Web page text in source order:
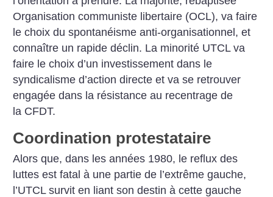
Organisation communiste libertaire (OCL), va faire
le choix du spontanéisme anti-organisationnel, et
connaître un rapide déclin. La minorité UTCL va
faire le choix d’un investissement dans le
syndicalisme d’action directe et va se retrouver
engagée dans la résistance au recentrage de
la CFDT.
Coordination protestataire
Alors que, dans les années 1980, le reflux des
luttes est fatal à une partie de l’extrême gauche,
l’UTCL survit en liant son destin à cette gauche